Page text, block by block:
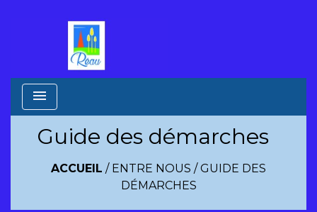
menu
Guide des démarches
ACCUEIL / ENTRE NOUS /GUIDE DES
DÉMARCHES